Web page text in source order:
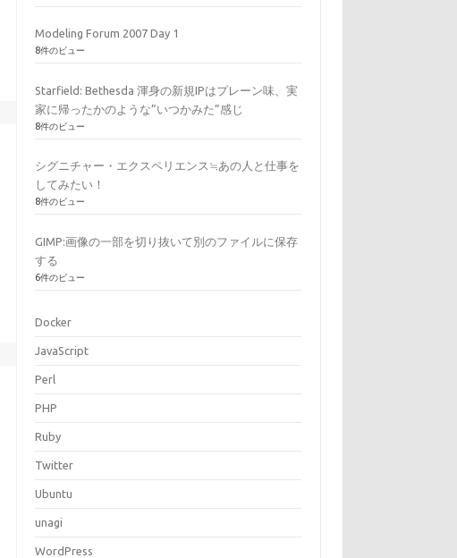
Modeling Forum 2007 Day 1
8件のビュー
Starfield: Bethesda 渾身の新規IPはプレーン味、実
家に帰ったかのような”いつかみた”感じ
8件のビュー
シグニチャー・エクスペリエンス≒あの人と仕事を
してみたい！
8件のビュー
GIMP:画像の一部を切り抜いて別のファイルに保存
する
6件のビュー
Docker
JavaScript
Perl
PHP
Ruby
Twitter
Ubuntu
unagi
WordPress